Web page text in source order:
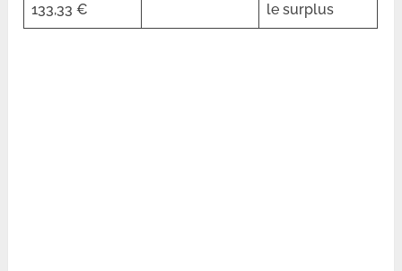
133,33 €
le surplus